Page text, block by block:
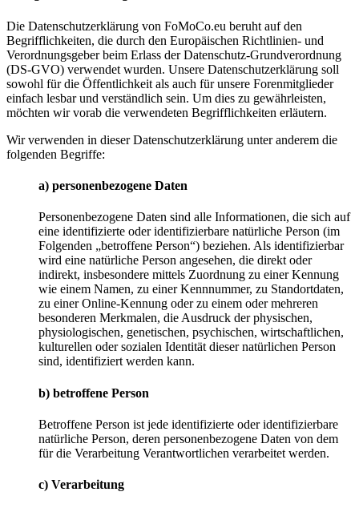
Die Datenschutzerklärung von FoMoCo.eu beruht auf den
Begrifflichkeiten, die durch den Europäischen Richtlinien- und
Verordnungsgeber beim Erlass der Datenschutz-Grundverordnung
(DS-GVO) verwendet wurden. Unsere Datenschutzerklärung soll
sowohl für die Öffentlichkeit als auch für unsere Forenmitglieder
einfach lesbar und verständlich sein. Um dies zu gewährleisten,
möchten wir vorab die verwendeten Begrifflichkeiten erläutern.
Wir verwenden in dieser Datenschutzerklärung unter anderem die
folgenden Begriffe:
a) personenbezogene Daten
Personenbezogene Daten sind alle Informationen, die sich auf
eine identifizierte oder identifizierbare natürliche Person (im
Folgenden „betroffene Person“) beziehen. Als identifizierbar
wird eine natürliche Person angesehen, die direkt oder
indirekt, insbesondere mittels Zuordnung zu einer Kennung
wie einem Namen, zu einer Kennnummer, zu Standortdaten,
zu einer Online-Kennung oder zu einem oder mehreren
besonderen Merkmalen, die Ausdruck der physischen,
physiologischen, genetischen, psychischen, wirtschaftlichen,
kulturellen oder sozialen Identität dieser natürlichen Person
sind, identifiziert werden kann.
b) betroffene Person
Betroffene Person ist jede identifizierte oder identifizierbare
natürliche Person, deren personenbezogene Daten von dem
für die Verarbeitung Verantwortlichen verarbeitet werden.
c) Verarbeitung